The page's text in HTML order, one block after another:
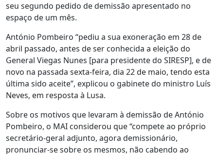
seu segundo pedido de demissão apresentado no
espaço de um mês.
António Pombeiro “pediu a sua exoneração em 28 de
abril passado, antes de ser conhecida a eleição do
General Viegas Nunes [para presidente do SIRESP], e de
novo na passada sexta-feira, dia 22 de maio, tendo esta
última sido aceite”, explicou o gabinete do ministro Luís
Neves, em resposta à Lusa.
Sobre os motivos que levaram à demissão de António
Pombeiro, o MAI considerou que “compete ao próprio
secretário-geral adjunto, agora demissionário,
pronunciar-se sobre os mesmos, não cabendo ao